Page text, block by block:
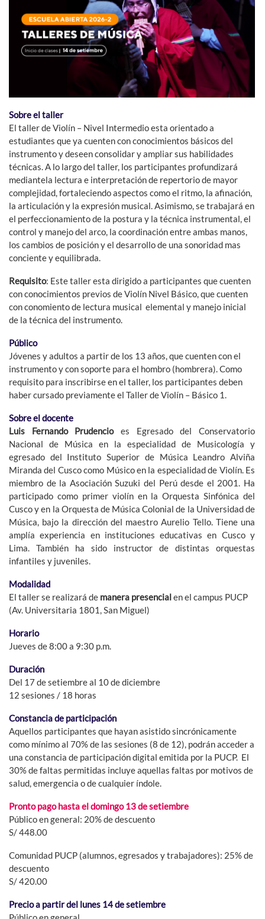
Sobre el taller
El taller de Violín – Nivel Intermedio esta orientado a
estudiantes que ya cuenten con conocimientos básicos del
instrumento y deseen consolidar y ampliar sus habilidades
técnicas. A lo largo del taller, los participantes profundizará
mediantela lectura e interpretación de repertorio de mayor
complejidad, fortaleciendo aspectos como el ritmo, la afinación,
la articulación y la expresión musical. Asimismo, se trabajará en
el perfeccionamiento de la postura y la técnica instrumental, el
control y manejo del arco, la coordinación entre ambas manos,
los cambios de posición y el desarrollo de una sonoridad mas
conciente y equilibrada.
Requisito: Este taller esta dirigido a participantes que cuenten
con conocimientos previos de Violín Nivel Básico, que cuenten
con conomiento de lectura musical elemental y manejo inicial
de la técnica del instrumento.
Público
Jóvenes y adultos a partir de los 13 años, que cuenten con el
instrumento y con soporte para el hombro (hombrera). Como
requisito para inscribirse en el taller, los participantes deben
haber cursado previamente el Taller de Violín – Básico 1.
Sobre el docente
Luis Fernando Prudencioes Egresado del Conservatorio
Nacional de Música en la especialidad de Musicología y
egresado del Instituto Superior de Música Leandro Alviña
Miranda del Cusco como Músico en la especialidad de Violín. Es
miembro de la Asociación Suzuki del Perú desde el 2001. Ha
participado como primer violín en la Orquesta Sinfónica del
Cusco y en la Orquesta de Música Colonial de la Universidad de
Música, bajo la dirección del maestro Aurelio Tello. Tiene una
amplía experiencia en instituciones educativas en Cusco y
Lima. También ha sido instructor de distintas orquestas
infantiles y juveniles.
Modalidad
El taller se realizará de manera presencialen el campus PUCP
(Av. Universitaria 1801, San Miguel)
Horario
Jueves de 8:00 a 9:30 p.m.
Duración
Del 17 de setiembre al 10 de diciembre
12 sesiones / 18 horas
Constancia de participación
Aquellos participantes que hayan asistido sincrónicamente
como mínimo al 70% de las sesiones (8 de 12), podrán acceder a
una constancia de participación digital emitida por la PUCP. El
30% de faltas permitidas incluye aquellas faltas por motivos de
salud, emergencia o de cualquier índole.
Pronto pago hasta el domingo 13 de setiembre
Público en general: 20% de descuento
S/ 448.00
Comunidad PUCP (alumnos, egresados y trabajadores): 25% de
descuento
S/ 420.00
Precio a partir del lunes 14 de setiembre